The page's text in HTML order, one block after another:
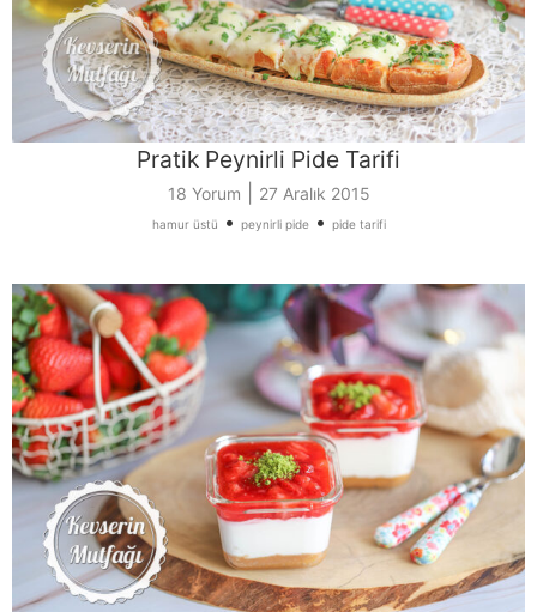
Pratik Peynirli Pide Tarifi
18 Yorum 27 Aralık 2015
hamur üstü • peynirli pide• pide tarifi